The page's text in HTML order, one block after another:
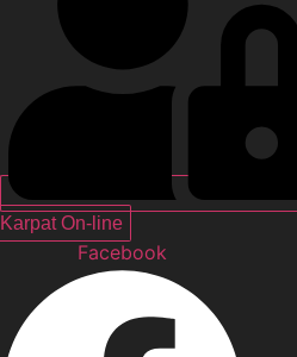
Karpat On-line
Facebook